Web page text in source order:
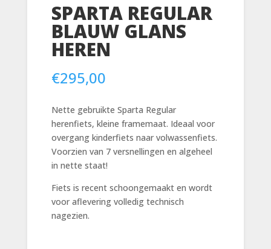
SPARTA REGULAR
BLAUW GLANS
HEREN
€295,00
Nette gebruikte Sparta Regular
herenfiets, kleine framemaat. Ideaal voor
overgang kinderfiets naar volwassenfiets.
Voorzien van 7 versnellingen en algeheel
in nette staat!
Fiets is recent schoongemaakt en wordt
voor aflevering volledig technisch
nagezien.